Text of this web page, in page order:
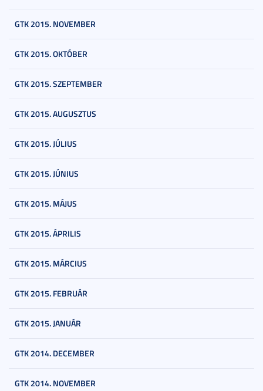
GTK 2015. NOVEMBER
GTK 2015. OKTÓBER
GTK 2015. SZEPTEMBER
GTK 2015. AUGUSZTUS
GTK 2015. JÚLIUS
GTK 2015. JÚNIUS
GTK 2015. MÁJUS
GTK 2015. ÁPRILIS
GTK 2015. MÁRCIUS
GTK 2015. FEBRUÁR
GTK 2015. JANUÁR
GTK 2014. DECEMBER
GTK 2014. NOVEMBER